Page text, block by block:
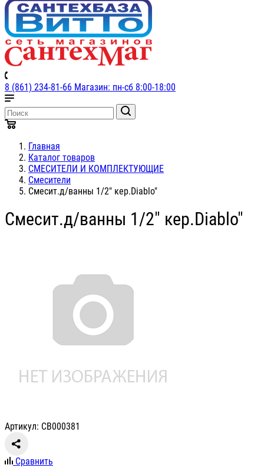
8 (861) 234-81-66 Магазин: пн-сб 8:00-18:00
Главная
Каталог товаров
СМЕСИТЕЛИ И КОМПЛЕКТУЮЩИЕ
Смесители
Смесит.д/ванны 1/2" кер.Diablo"
Смесит.д/ванны 1/2" кер.Diablo"
Артикул: CB000381
Сравнить